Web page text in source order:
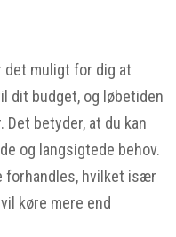
muligt for dig at
dit budget, og løbetiden
Det betyder, at du kan
og langsigtede behov.
forhandles, hvilket især
køre mere end